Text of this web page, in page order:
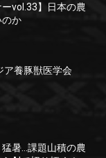
vol.33】日本の農
のか
ア養豚獣医学会
暑…課題山積の農